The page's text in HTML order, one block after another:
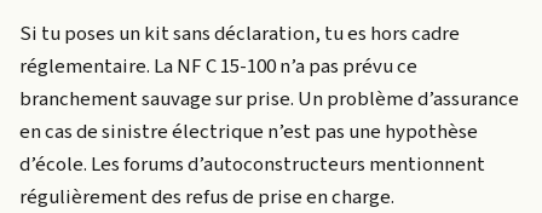
Si tu poses un kit sans déclaration, tu es hors cadre
réglementaire. La NF C 15-100 n’a pas prévu ce
branchement sauvage sur prise. Un problème d’assurance
en cas de sinistre électrique n’est pas une hypothèse
d’école. Les forums d’autoconstructeurs mentionnent
régulièrement des refus de prise en charge.